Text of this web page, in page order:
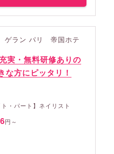
ゲラン パリ 帝国ホテ
実・無料研修ありの
な方にピッタリ！
ト・パート】ネイリスト
円～